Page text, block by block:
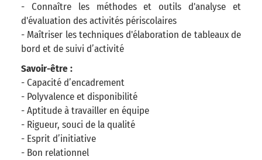
- Connaître les méthodes et outils d'analyse et
d'évaluation des activités périscolaires
- Maîtriser les techniques d'élaboration de tableaux de
bord et de suivi d’activité
Savoir-être :
- Capacité d’encadrement
- Polyvalence et disponibilité
- Aptitude à travailler en équipe
- Rigueur, souci de la qualité
- Esprit d’initiative
- Bon relationnel